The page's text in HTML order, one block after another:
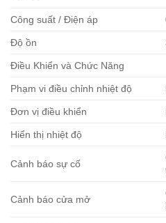
Công suất / Điện áp
Độ ồn
Điều Khiển và Chức Năng
Phạm vi điều chỉnh nhiệt độ
Đơn vị điều khiển
Hiển thị nhiệt độ
Cảnh báo sự cố
Cảnh báo cửa mở